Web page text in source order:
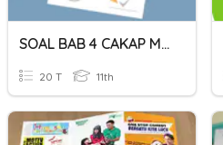
SOAL BAB 4 CAKAP MENYUSUN RENCANA
20 T 11th